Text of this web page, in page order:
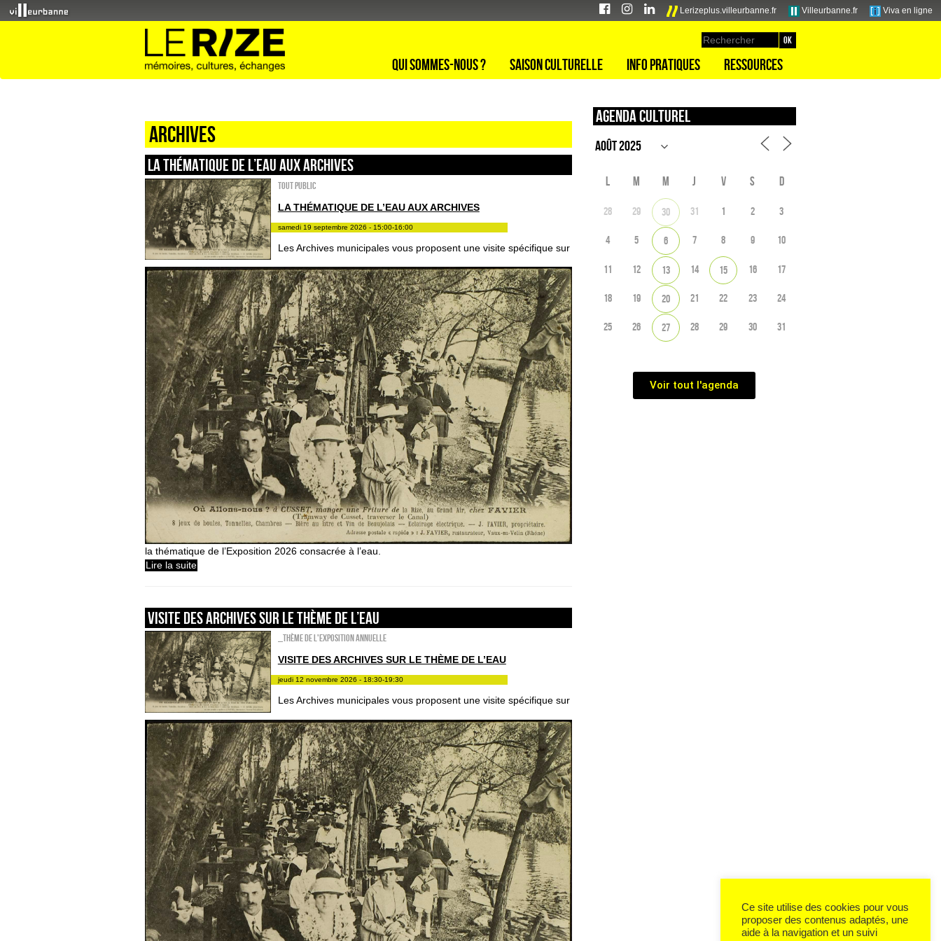
Lerizeplus.villeurbanne.fr Villeurbanne.fr Viva en ligne
Qui sommes-nous ? Saison culturelle Info pratiques Ressources
Archives
LA THÉMATIQUE DE L’EAU AUX ARCHIVES
Tout public
LA THÉMATIQUE DE L’EAU AUX ARCHIVES
samedi 19 septembre 2026 - 15:00-16:00
Les Archives municipales vous proposent une visite spécifique sur
la thématique de l’Exposition 2026 consacrée à l’eau.
Lire la suite
VISITE DES ARCHIVES SUR LE THÈME DE L’EAU
_Thème de l'exposition annuelle
VISITE DES ARCHIVES SUR LE THÈME DE L’EAU
jeudi 12 novembre 2026 - 18:30-19:30
Les Archives municipales vous proposent une visite spécifique sur
Agenda culturel
L M M J V S D
28 29 30 31 1 2 3
4 5 6 7 8 9 10
11 12 13 14 15 16 17
18 19 20 21 22 23 24
25 26 27 28 29 30 31
Voir tout l'agenda
Ce site utilise des cookies pour vous
proposer des contenus adaptés, une
aide à la navigation et un suivi